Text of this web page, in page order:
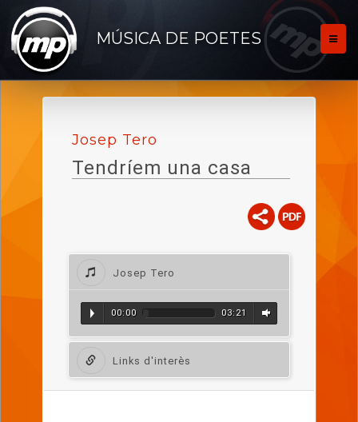
MÚSICA DE POETES
Josep Tero
Tendríem una casa
Josep Tero
00:00 03:21
Links d'interès